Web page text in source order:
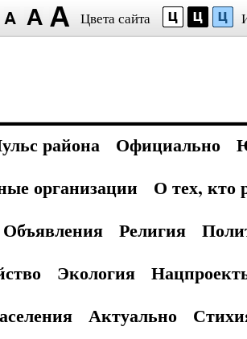
Цвета сайта
района Официально
организации
О тех, кто
Объявления Религия
Экология
Актуально